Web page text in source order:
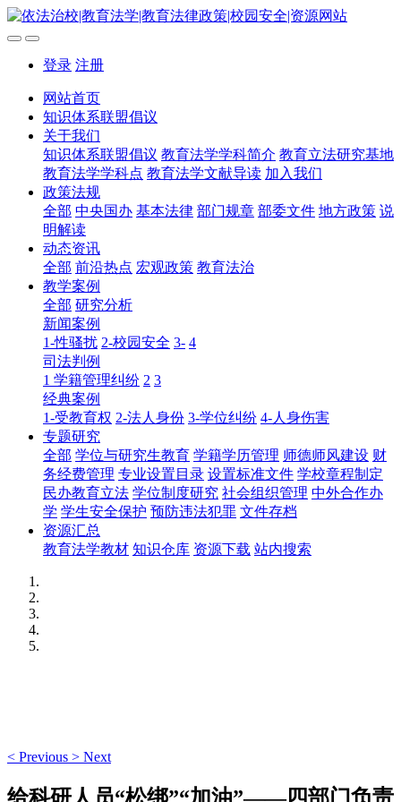
登录 注册
网站首页
知识体系联盟倡议
关于我们
知识体系联盟倡议 教育法学学科简介 教育立法研究基地
教育法学学科点 教育法学文献导读 加入我们
政策法规
全部 中央国办 基本法律 部门规章 部委文件 地方政策 说
明解读
动态资讯
全部 前沿热点 宏观政策 教育法治
教学案例
全部 研究分析
新闻案例
1-性骚扰 2-校园安全 3- 4
司法判例
1 学籍管理纠纷 2 3
经典案例
1-受教育权 2-法人身份 3-学位纠纷 4-人身伤害
专题研究
全部 学位与研究生教育 学籍学历管理 师德师风建设 财
务经费管理 专业设置目录 设置标准文件 学校章程制定
民办教育立法 学位制度研究 社会组织管理 中外合作办
学 学生安全保护 预防违法犯罪 文件存档
资源汇总
教育法学教材 知识仓库 资源下载 站内搜索
< Previous > Next